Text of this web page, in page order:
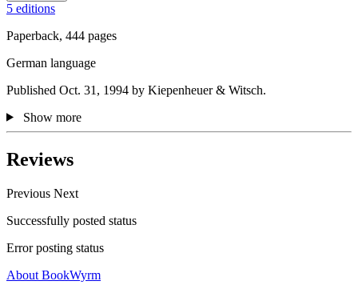
5 editions
Paperback, 444 pages
German language
Published Oct. 31, 1994 by Kiepenheuer & Witsch.
Show more
Reviews
Previous Next
Successfully posted status
Error posting status
About BookWyrm